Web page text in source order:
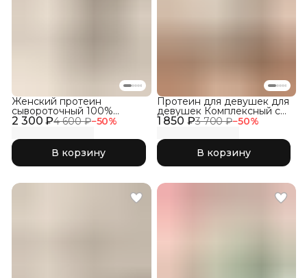
2 300 ₽4 600 ₽−50%
Женский протеин
сывороточный 100%
WHEY со вкусом Пломбир
В корзину
1 850 ₽3 700 ₽−50%
Протеин для девушек для
девушек Комплексный с
Коллагеном, Фраппе
В корзину